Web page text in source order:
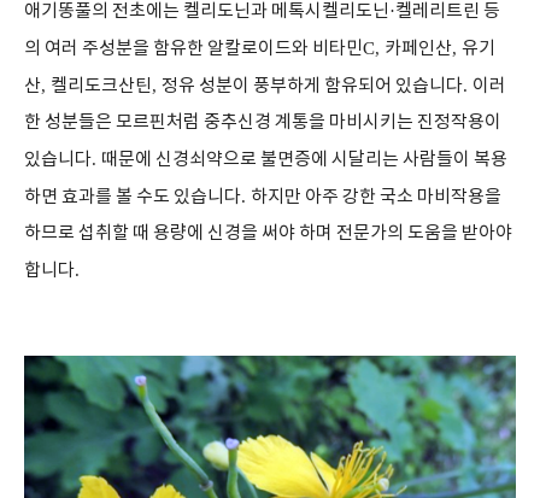
애기똥풀의 전초에는 켈리도닌과 메톡시켈리도닌·켈레리트린 등
의 여러 주성분을 함유한 알칼로이드와 비타민C, 카페인산, 유기
산, 켈리도크산틴, 정유 성분이 풍부하게 함유되어 있습니다. 이러
한 성분들은 모르핀처럼 중추신경 계통을 마비시키는 진정작용이
있습니다. 때문에 신경쇠약으로 불면증에 시달리는 사람들이 복용
하면 효과를 볼 수도 있습니다. 하지만 아주 강한 국소 마비작용을
하므로 섭취할 때 용량에 신경을 써야 하며 전문가의 도움을 받아야
합니다.